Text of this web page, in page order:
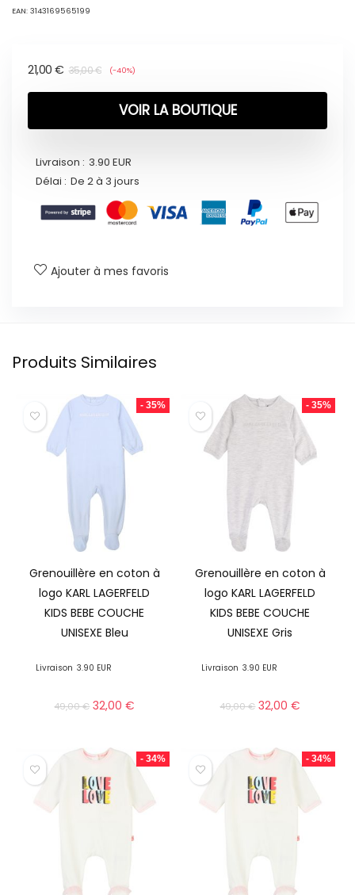
EAN: 3143169565199
35,00€
21,00 € (-40%)
VOIR LA BOUTIQUE
Livraison : 3.90 EUR
Délai : De 2 à 3 jours
Ajouter à mes favoris
Produits Similaires
- 35%
Grenouillère en coton à
logo KARL LAGERFELD
KIDS BEBE COUCHE
UNISEXE Bleu
Livraison 3.90 EUR
49,00€ 32,00€
- 35%
Grenouillère en coton à
logo KARL LAGERFELD
KIDS BEBE COUCHE
UNISEXE Gris
Livraison 3.90 EUR
49,00€ 32,00€
- 34% - 34%